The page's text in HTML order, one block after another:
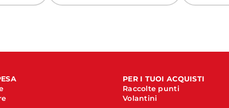
PER I TUOI ACQUISTI
Raccolte punti
Volantini